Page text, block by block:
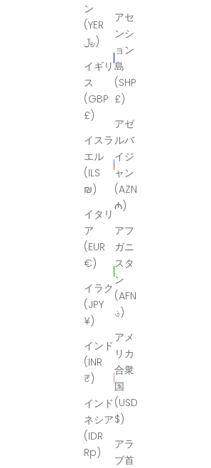
ン
(YER
﷼)
イギリ
ス
(GBP
£)
イスラ
エル
(ILS
₪)
イタリ
ア
(EUR
€)
イラク
(JPY
¥)
インド
(INR
₹)
インド
ネシア
(IDR
Rp)
アセ
ンシ
ョン
島
(SHP
£)
アゼ
ルバ
イジ
ャン
(AZN
₼)
アフ
ガニ
スタ
ン
(AFN
؋)
アメ
リカ
合衆
国
(USD
$)
アラ
ブ首